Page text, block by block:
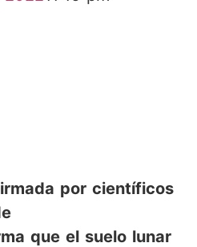
por científicos
que el suelo lunar